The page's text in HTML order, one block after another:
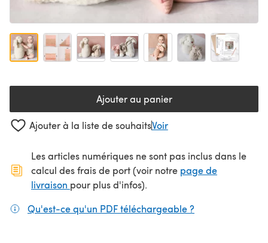
Ajouter au panier
Ajouter à la liste de souhaitsVoir
Les articles numériques ne sont pas inclus dans le
calcul des frais de port (voir notre page de
livraison (s'ouvre dans un nouvel onglet)
pour plus d'infos).
Qu'est-ce qu'un PDF téléchargeable ?